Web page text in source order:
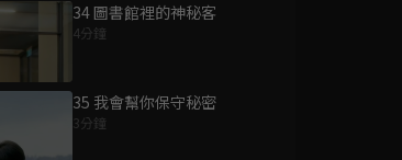
34 圖書館裡的神秘客
4分鐘
35 我會幫你保守秘密
3分鐘